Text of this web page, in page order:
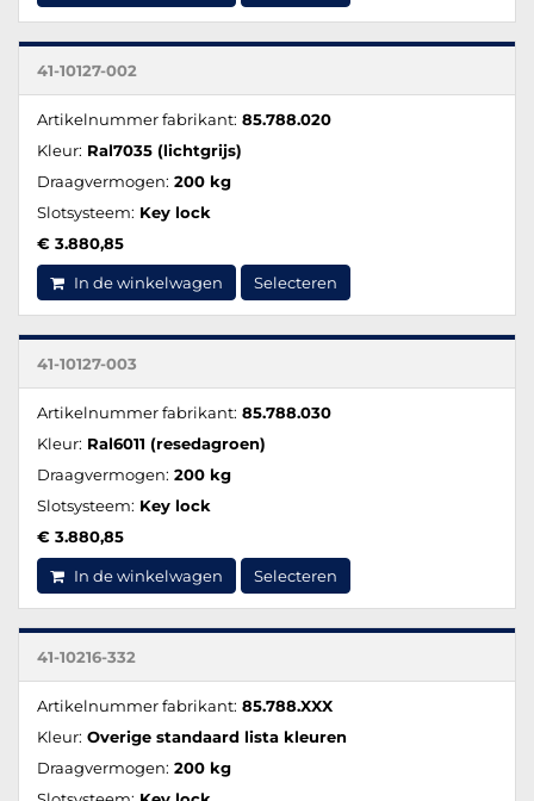
41-10127-002
Artikelnummer fabrikant: 85.788.020
Kleur: Ral7035 (lichtgrijs)
Draagvermogen: 200 kg
Slotsysteem: Key lock
€ 3.880,85
In de winkelwagen Selecteren
41-10127-003
Artikelnummer fabrikant: 85.788.030
Kleur: Ral6011 (resedagroen)
Draagvermogen: 200 kg
Slotsysteem: Key lock
€ 3.880,85
In de winkelwagen Selecteren
41-10216-332
Artikelnummer fabrikant: 85.788.XXX
Kleur: Overige standaard lista kleuren
Draagvermogen: 200 kg